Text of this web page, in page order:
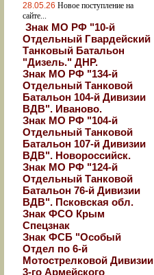
28.05.26 Новое поступление на
сайте...
Знак МО РФ "10-й
Отдельный Гвардейский
Танковый Батальон
"Дизель." ДНР.
Знак МО РФ "134-й
Отдельный Танковой
Батальон 104-й Дивизии
ВДВ". Иваново.
Знак МО РФ "104-й
Отдельный Танковой
Батальон 107-й Дивизии
ВДВ". Новороссийск.
Знак МО РФ "124-й
Отдельный Танковой
Батальон 76-й Дивизии
ВДВ". Псковская обл.
Знак ФСО Крым
Спецзнак
Знак ФСБ "Особый
Отдел по 6-й
Мотострелковой Дивизии
3-го Армейского